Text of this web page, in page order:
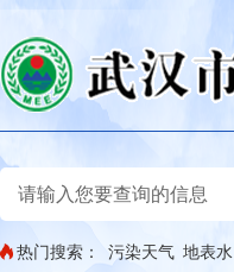
热门搜索： 污染天气 地表水